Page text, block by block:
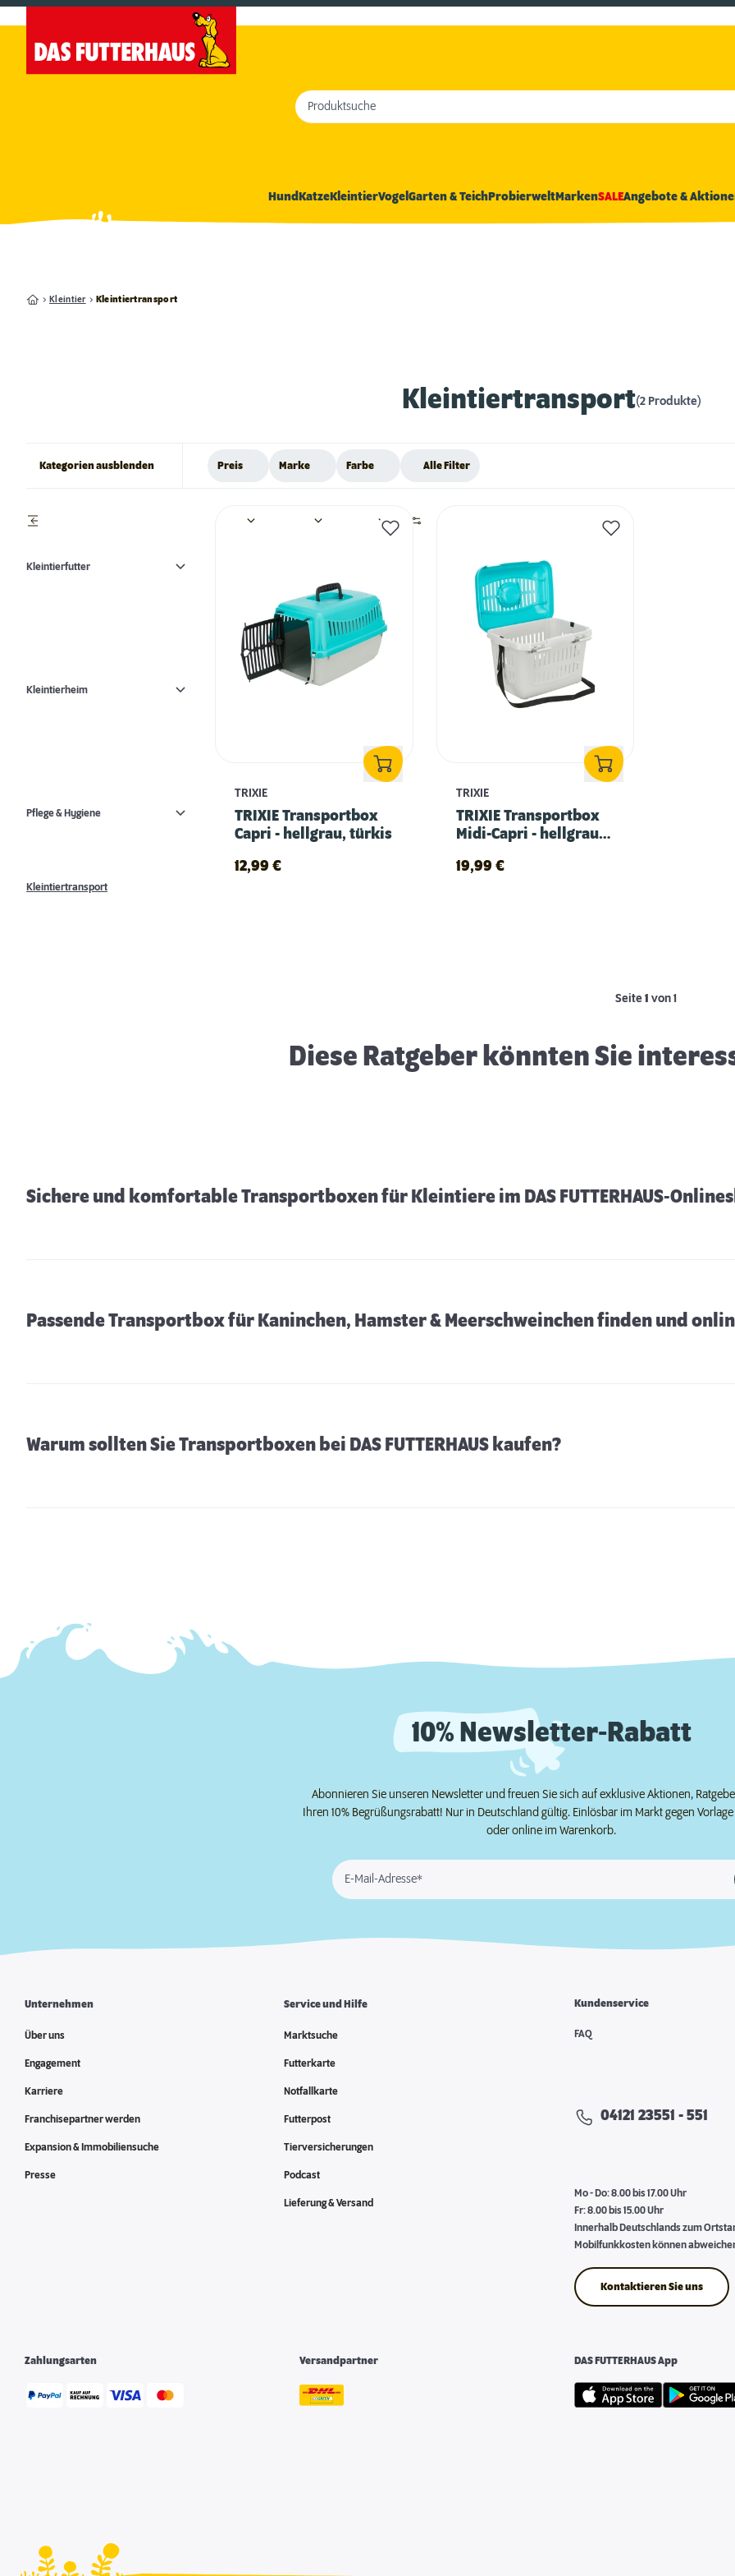
Produktsuche
HundKatzeKleintierVogel Garten & TeichProbierweltMarkenSALEAngebote &
Kleintier Kleintiertransport
Kleintiertransport(2 Produkte)
Kategorien ausblenden Preis Marke Farbe Alle Filter
Kleintierfutter
Kleintierheim
Pflege & Hygiene
Kleintiertransport
TRIXIE
TRIXIE Transportbox
Capri - hellgrau, türkis
12,99 €
TRIXIE
TRIXIE Transportbox
Midi-Capri - hellgrau,
19,99 €
Seite1 von 1
Diese Ratgeber könnten Sie
Sichere und komfortable Transportboxen für Kleintiere im DAS FUTTERHAUS-
Passende Transportbox für Kaninchen, Hamster & Meerschweinchen finden und
Warum sollten Sie Transportboxen bei DAS FUTTERHAUS kaufen?
10% Newsletter-Rabatt
Abonnieren Sie unseren Newsletter und freuen Sie sich auf exklusive Aktionen,
Ihren 10% Begrüßungsrabatt! Nur in Deutschland gültig. Einlösbar im Markt gegen
oder online im Warenkorb.
E-Mail-Adresse*
Unternehmen
Über uns
Engagement
Karriere
Franchisepartner werden
Expansion & Immobiliensuche
Presse
Service und Hilfe
Marktsuche
Futterkarte
Notfallkarte
Futterpost
Tierversicherungen
Podcast
Lieferung & Versand
Kundenservice
FAQ
04121 23551 - 551
Mo - Do: 8.00 bis 17.00 Uhr
Fr: 8.00 bis 15.00 Uhr
Innerhalb Deutschlands zum
Mobilfunkkosten können
Kontaktieren Sie uns
Zahlungsarten Versandpartner DAS FUTTERHAUS App